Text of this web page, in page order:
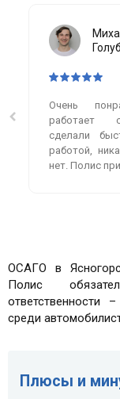
Очень
работает
сделали
работой,
нет. Полис
ОСАГО в
Полис
ответственности
среди
Плюсы и